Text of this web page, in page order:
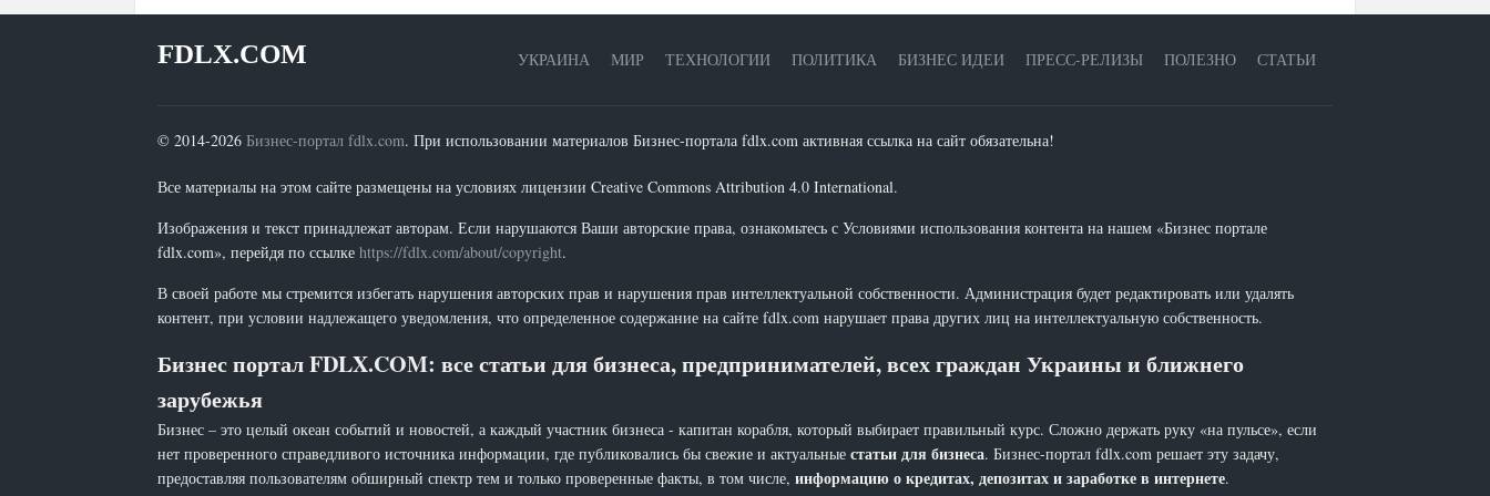
УКРАИНА МИР ТЕХНОЛОГИИ ПОЛИТИКА БИЗНЕС ИДЕИ ПРЕСС-РЕЛИЗЫ ПОЛЕЗНО СТАТЬИ
FDLX.COM
© 2014-2026 Бизнес-портал fdlx.com. При использовании материалов Бизнес-портала fdlx.com активная ссылка на сайт обязательна!
Все материалы на этом сайте размещены на условиях лицензии Creative Commons Attribution 4.0 International.
Изображения и текст принадлежат авторам. Если нарушаются Ваши авторские права, ознакомьтесь с Условиями использования контента на нашем «Бизнес портале
fdlx.com», перейдя по ссылке https://fdlx.com/about/copyright.
В своей работе мы стремится избегать нарушения авторских прав и нарушения прав интеллектуальной собственности. Администрация будет редактировать или удалять
контент, при условии надлежащего уведомления, что определенное содержание на сайте fdlx.com нарушает права других лиц на интеллектуальную собственность.
Бизнес портал FDLX.COM: все статьи для бизнеса, предпринимателей, всех граждан Украины и ближнего
зарубежья
Бизнес – это целый океан событий и новостей, а каждый участник бизнеса - капитан корабля, который выбирает правильный курс. Сложно держать руку «на пульсе», если
нет проверенного справедливого источника информации, где публиковались бы свежие и актуальные статьи для бизнеса. Бизнес-портал fdlx.com решает эту задачу,
предоставляя пользователям обширный спектр тем и только проверенные факты, в том числе, информацию о кредитах, депозитах и заработке в интернете.